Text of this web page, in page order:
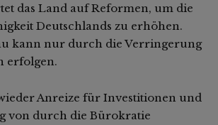
das Land auf Reformen, um die
Deutschlands zu erhöhen.
kann nur durch die Verringerung
erfolgen.
Anreize für Investitionen und
von durch die Bürokratie